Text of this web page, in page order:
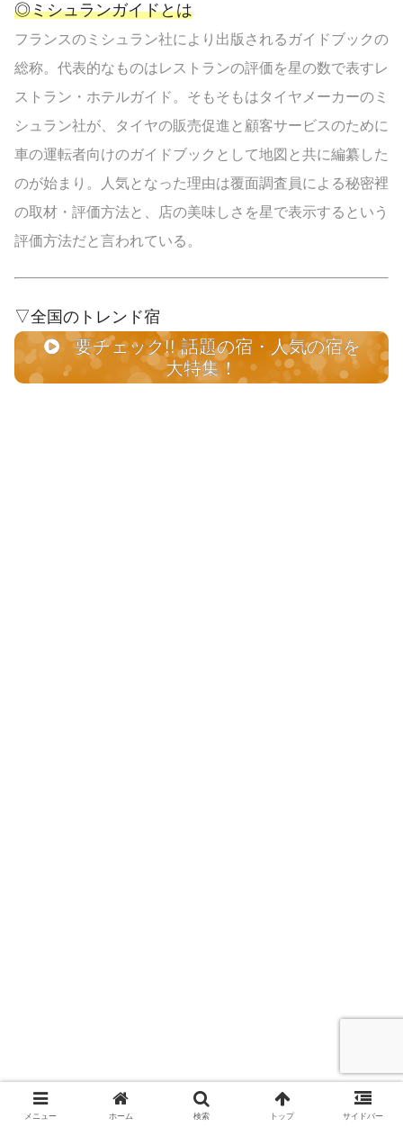
◎ミシュランガイドとは
フランスのミシュラン社により出版されるガイドブックの
総称。代表的なものはレストランの評価を星の数で表すレ
ストラン・ホテルガイド。そもそもはタイヤメーカーのミ
シュラン社が、タイヤの販売促進と顧客サービスのために
車の運転者向けのガイドブックとして地図と共に編纂した
のが始まり。人気となった理由は覆面調査員による秘密裡
の取材・評価方法と、店の美味しさを星で表示するという
評価方法だと言われている。
▽全国のトレンド宿
要チェック!! 話題の宿・人気の宿を
大特集！
メニュー ホーム 検索 トップ サイドバー